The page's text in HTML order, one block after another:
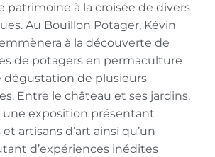
patrimoine à la croisée de divers
Au Bouillon Potager, Kévin
à la découverte de
de potagers en permaculture
dégustation de plusieurs
Entre le château et ses jardins,
une exposition présentant
artisans d’art ainsi qu’un
d’expériences inédites